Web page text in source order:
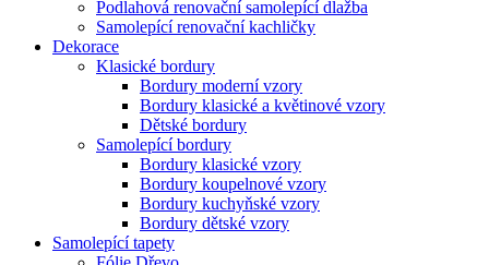
Podlahová renovační samolepící dlažba
Samolepící renovační kachličky
Dekorace
Klasické bordury
Bordury moderní vzory
Bordury klasické a květinové vzory
Dětské bordury
Samolepící bordury
Bordury klasické vzory
Bordury koupelnové vzory
Bordury kuchyňské vzory
Bordury dětské vzory
Samolepící tapety